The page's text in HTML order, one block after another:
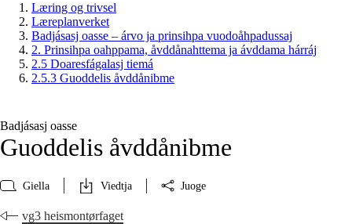
Læring og trivsel
Læreplanverket
Badjásasj oasse – árvo ja prinsihpa vuodoåhpadussaj
2. Prinsihpa oahppama, åvddånahttema ja ávddama hárráj
2.5 Doaresfágalasj tiemá
2.5.3 Guoddelis åvddånibme
Badjásasj oasse
Guoddelis åvddånibme
Giella Viedtja Juoge
vg3 heismontørfaget